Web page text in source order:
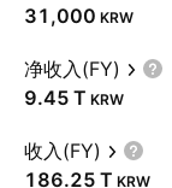
31,000 KRW
净收入(FY)
‪9.45 T‬ KRW
收入(FY)
‪186.25 T‬ KRW